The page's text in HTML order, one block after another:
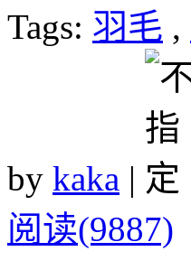
Tags: 羽毛 ,
by kaka |
阅读(9887)